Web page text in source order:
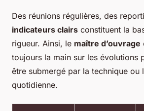
Des réunions régulières, des
indicateurs clairs constituent la
rigueur. Ainsi, le maître d’ouvrage
toujours la main sur les évolutions
être submergé par la technique ou
quotidienne.